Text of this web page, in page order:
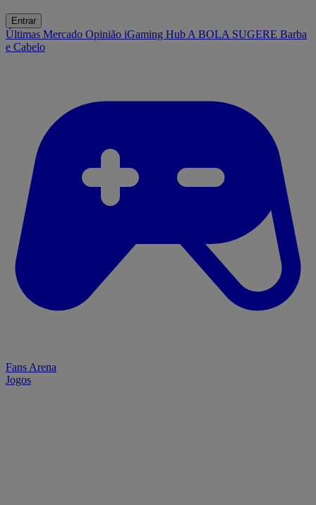
Entrar
Últimas Mercado Opinião iGaming Hub A BOLA SUGERE Barba
e Cabelo
Fans Arena
Jogos